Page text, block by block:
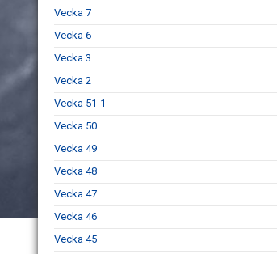
Vecka 7
Vecka 6
Vecka 3
Vecka 2
Vecka 51-1
Vecka 50
Vecka 49
Vecka 48
Vecka 47
Vecka 46
Vecka 45